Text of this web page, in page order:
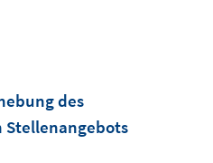
des